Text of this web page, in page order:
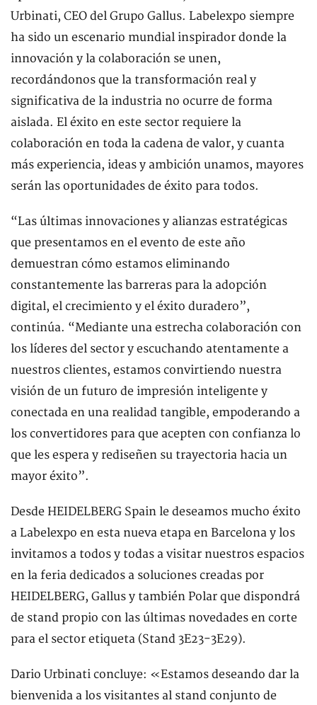
Urbinati, CEO del Grupo Gallus. Labelexpo siempre
ha sido un escenario mundial inspirador donde la
innovación y la colaboración se unen,
recordándonos que la transformación real y
significativa de la industria no ocurre de forma
aislada. El éxito en este sector requiere la
colaboración en toda la cadena de valor, y cuanta
más experiencia, ideas y ambición unamos, mayores
serán las oportunidades de éxito para todos.
“Las últimas innovaciones y alianzas estratégicas
que presentamos en el evento de este año
demuestran cómo estamos eliminando
constantemente las barreras para la adopción
digital, el crecimiento y el éxito duradero”,
continúa. “Mediante una estrecha colaboración con
los líderes del sector y escuchando atentamente a
nuestros clientes, estamos convirtiendo nuestra
visión de un futuro de impresión inteligente y
conectada en una realidad tangible, empoderando a
los convertidores para que acepten con confianza lo
que les espera y rediseñen su trayectoria hacia un
mayor éxito”.
Desde HEIDELBERG Spain le deseamos mucho éxito
a Labelexpo en esta nueva etapa en Barcelona y los
invitamos a todos y todas a visitar nuestros espacios
en la feria dedicados a soluciones creadas por
HEIDELBERG, Gallus y también Polar que dispondrá
de stand propio con las últimas novedades en corte
para el sector etiqueta (Stand 3E23-3E29).
Dario Urbinati concluye: «Estamos deseando dar la
bienvenida a los visitantes al stand conjunto de